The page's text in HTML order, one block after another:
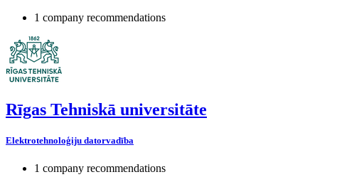
1 company recommendations
Rīgas Tehniskā universitāte
Elektrotehnoloģiju datorvadība
1 company recommendations